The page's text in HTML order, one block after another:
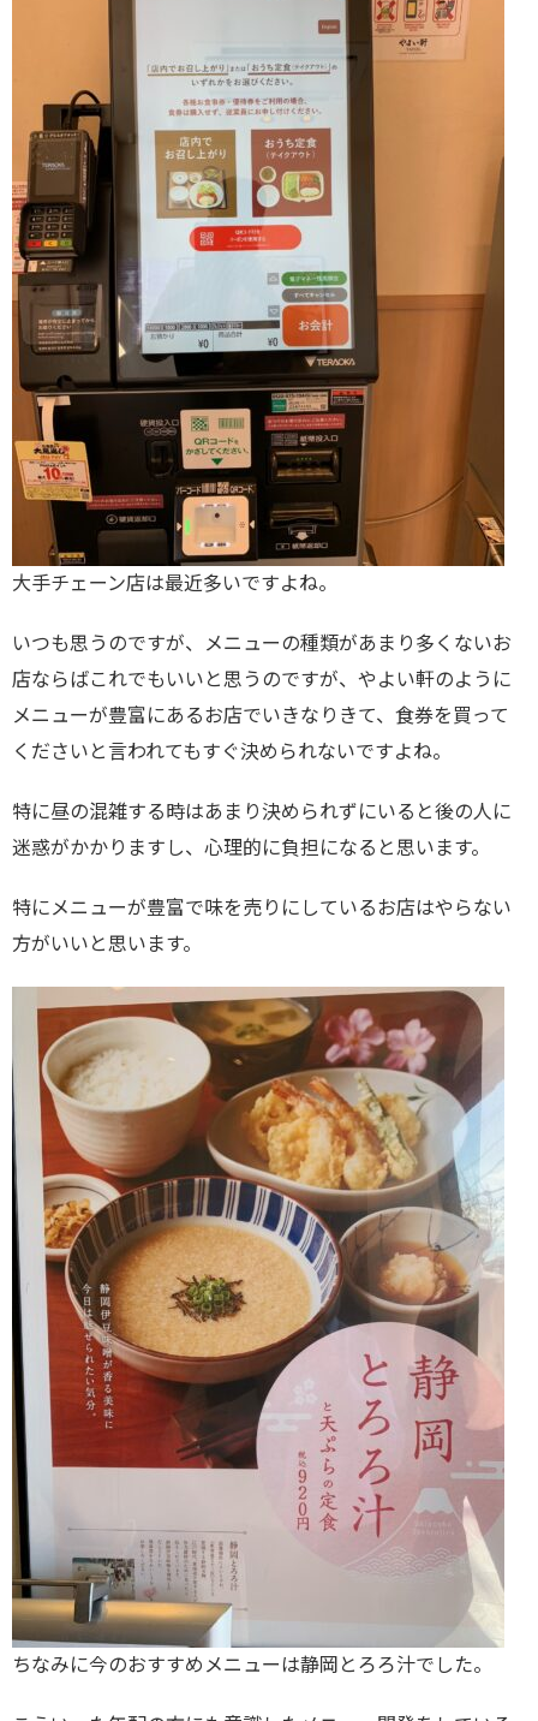
大手チェーン店は最近多いですよね。
いつも思うのですが、メニューの種類があまり多くないお
店ならばこれでもいいと思うのですが、やよい軒のように
メニューが豊富にあるお店でいきなりきて、食券を買って
くださいと言われてもすぐ決められないですよね。
特に昼の混雑する時はあまり決められずにいると後の人に
迷惑がかかりますし、心理的に負担になると思います。
特にメニューが豊富で味を売りにしているお店はやらない
方がいいと思います。
ちなみに今のおすすめメニューは静岡とろろ汁でした。